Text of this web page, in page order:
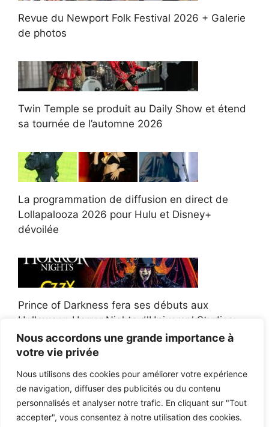
Nous accordons une grande importance à
votre vie privée
Nous utilisons des cookies pour améliorer votre expérience
de navigation, diffuser des publicités ou du contenu
personnalisés et analyser notre trafic. En cliquant sur "Tout
accepter", vous consentez à notre utilisation des cookies.
Revue du Newport Folk Festival 2026 + Galerie
de photos
Twin Temple se produit au Daily Show et étend
sa tournée de l’automne 2026
La programmation de diffusion en direct de
Lollapalooza 2026 pour Hulu et Disney+
dévoilée
Prince of Darkness fera ses débuts aux
Halloween Horror Nights d'Universal Studios
Afroman poursuit un policier de l'Ohio après la
victoire du jury en diffamation